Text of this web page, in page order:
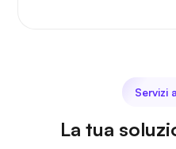
Servizi
La tua